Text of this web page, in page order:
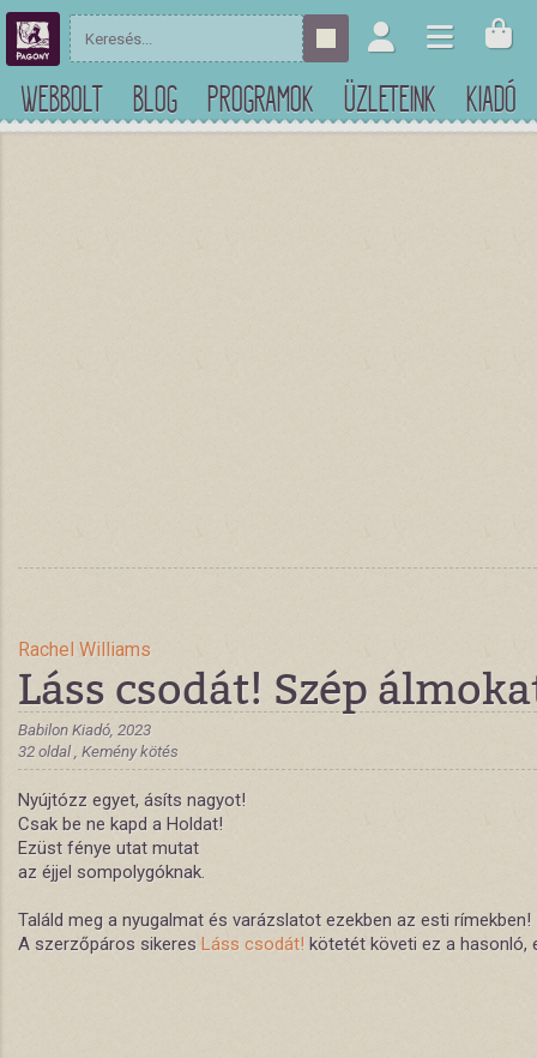
WEBBOLT BLOG PROGRAMOK ÜZLETEINK KIADÓ
Rachel Williams
Láss csodát! Szép
Babilon Kiadó, 2023
32 oldal , Kemény kötés
Nyújtózz egyet, ásíts nagyot!
Csak be ne kapd a Holdat!
Ezüst fénye utat mutat
az éjjel sompolygóknak.
Találd meg a nyugalmat és varázslatot ezekben az esti
A szerzőpáros sikeres Láss csodát! kötetét követi ez a hasonló,